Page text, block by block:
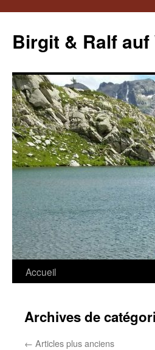
contenu
Birgit & Ralf
Accueil
Archives de
← Articles plus anciens